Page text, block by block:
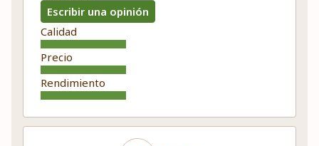
Escribir una opinión
Calidad
Precio
Rendimiento